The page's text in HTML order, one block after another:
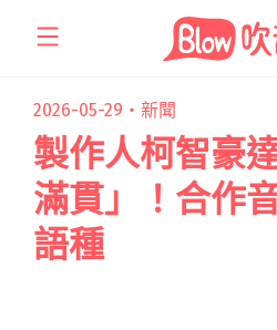
2026-05-29・ 新聞
製作人柯智豪
滿貫」！合作
語種